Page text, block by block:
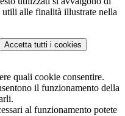
utili alle finalità illustrate nella
Accetta tutti i cookies
quali cookie consentire.
il funzionamento della
al funzionamento potete